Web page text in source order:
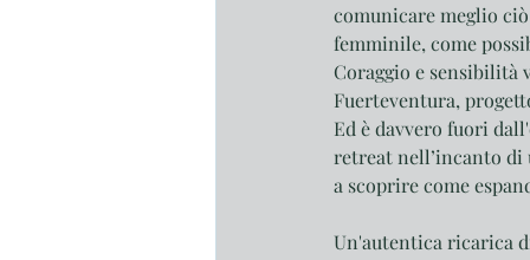
comunicare meglio
femminile, come
Coraggio e sensibilità
Fuerteventura,
Ed è davvero fuori
retreat nell’incanto
a scoprire come
Un'autentica ricarica